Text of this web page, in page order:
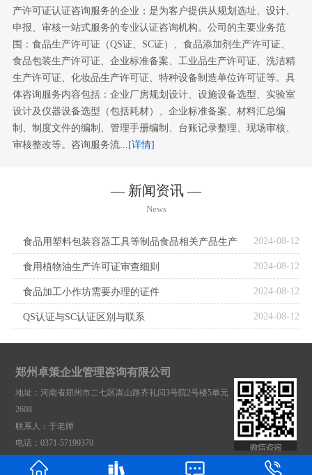
产许可证认证咨询服务的企业；是为客户提供从规划选址、设计、
申报、审核一站式服务的专业认证咨询机构。公司的主要业务范
围：食品生产许可证（QS证、SC证）、食品添加剂生产许可证、
食品包装生产许可证、企业标准备案、工业品生产许可证、洗洁精
生产许可证、化妆品生产许可证、特种设备制造单位许可证等。具
体咨询服务内容包括：企业厂房规划设计、设施设备选型、实验室
设计及仪器设备选型（包括耗材）、企业标准备案、材料汇总编
制、制度文件的编制、管理手册编制、台账记录整理、现场审核、
审核整改等。咨询服务流... [详情]
— 新闻资讯 —
News
2024-08-12
食品用塑料包装容器工具等制品食品相关产品生产
许可实施细则 2024-08-12
食用植物油生产许可证审查细则
2024-08-12
食品加工小作坊需要办理的证件
2024-08-12
QS认证与SC认证区别与联系
郑州卓策企业管理咨询有限公司
地址：河南省郑州市二七区嵩山路齐礼闫3号院2号楼5单元
2608
联系人：于老师
电话：0371-57199370